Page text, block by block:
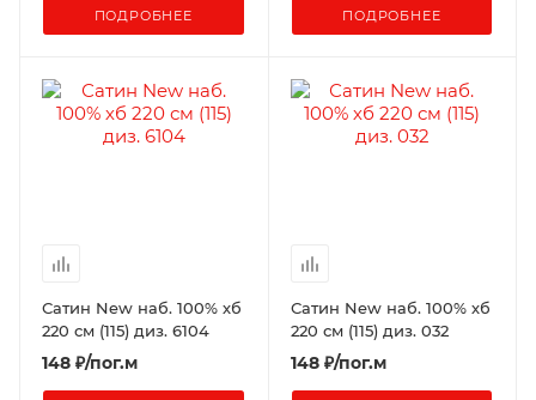
ПОДРОБНЕЕ ПОДРОБНЕЕ
Сатин New наб. 100% хб
220 см (115) диз. 6104
148 ₽/пог.м
Сатин New наб. 100% хб
220 см (115) диз. 032
148₽/пог.м